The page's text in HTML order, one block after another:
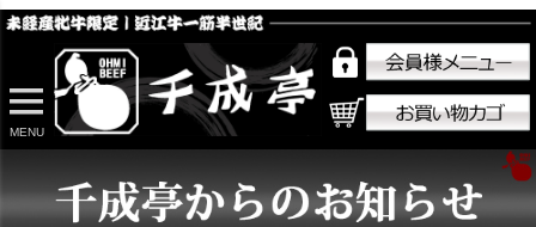
MENU